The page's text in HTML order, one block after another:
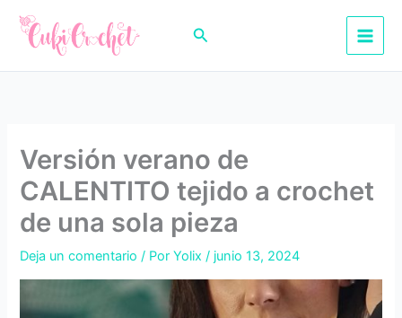
contenido
Buscar
Versión verano de
CALENTITO tejido a crochet
de una sola pieza
Deja un comentario / PorYolix/ junio 13, 2024